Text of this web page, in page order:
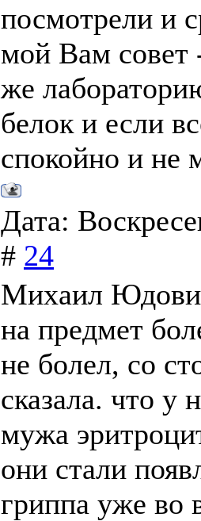
посмотрели и
мой Вам совет
же
белок и если
спокойно и не
Дата:
# 24
Михаил
на предмет
не болел, со
сказала. что у
мужа
они стали
гриппа уже во